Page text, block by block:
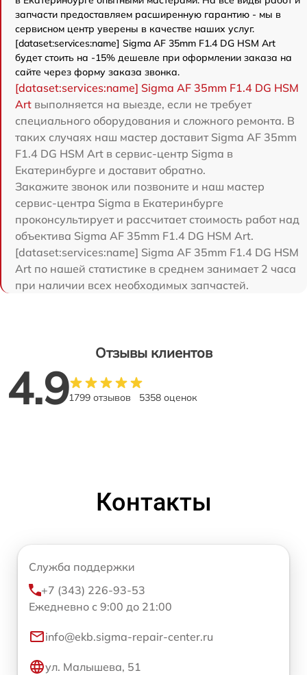
запчасти предоставляем расширенную гарантию - мы в
сервисном центр уверены в качестве наших услуг.
[dataset:services:name] Sigma AF 35mm F1.4 DG HSM Art
будет стоить на -15% дешевле при оформлении заказа на
сайте через форму заказа звонка.
[dataset:services:name] Sigma AF 35mm F1.4 DG HSM
Art выполняется на выезде, если не требует
специального оборудования и сложного ремонта. В
таких случаях наш мастер доставит Sigma AF 35mm
F1.4 DG HSM Art в сервис-центр Sigma в
Екатеринбурге и доставит обратно.
Закажите звонок или позвоните и наш мастер
сервис-центра Sigma в Екатеринбурге
проконсультирует и рассчитает стоимость работ над
объектива Sigma AF 35mm F1.4 DG HSM Art.
[dataset:services:name] Sigma AF 35mm F1.4 DG HSM
Art по нашей статистике в среднем занимает 2 часа
при наличии всех необходимых запчастей.
Отзывы клиентов
4.91799 отзывов 5358 оценок
Контакты
Служба поддержки
+7 (343) 226-93-53
Ежедневно с 9:00 до 21:00
info@ekb.sigma-repair-center.ru
ул. Малышева, 51